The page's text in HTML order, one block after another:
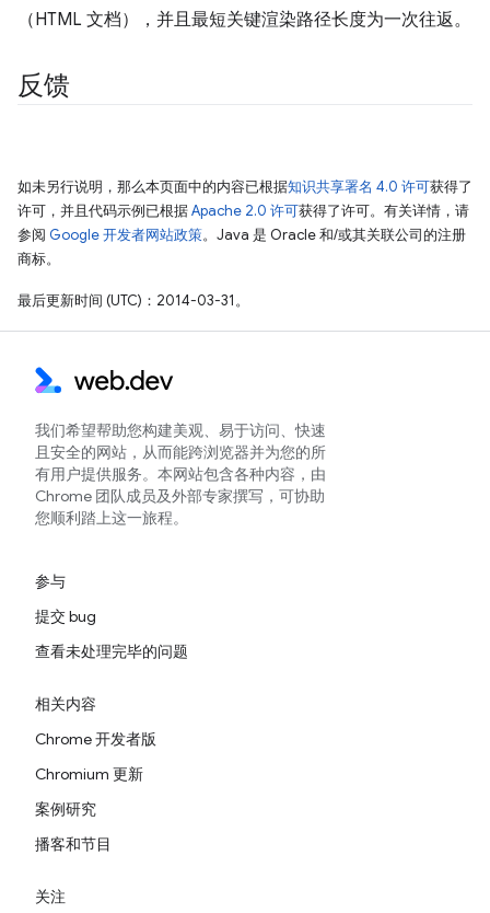
（HTML 文档），并且最短关键渲染路径长度为一次往返。
反馈
如未另行说明，那么本页面中的内容已根据知识共享署名 4.0 许可获得了
许可，并且代码示例已根据Apache 2.0 许可获得了许可。有关详情，请
参阅 Google 开发者网站政策。Java 是 Oracle 和/或其关联公司的注册
商标。
最后更新时间 (UTC)：2014-03-31。
我们希望帮助您构建美观、易于访问、快速
且安全的网站，从而能跨浏览器并为您的所
有用户提供服务。本网站包含各种内容，由
Chrome 团队成员及外部专家撰写，可协助
您顺利踏上这一旅程。
参与
提交 bug
查看未处理完毕的问题
相关内容
Chrome 开发者版
Chromium 更新
案例研究
播客和节目
关注